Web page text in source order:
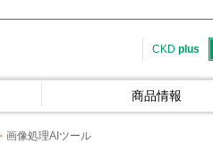
CKD plus
商品情報
画像処理AIツール